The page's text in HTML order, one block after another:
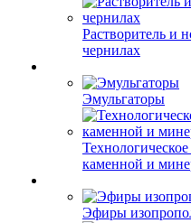
Растворитель и
чернилах
Эмульгаторы
каменной и
Эфиры